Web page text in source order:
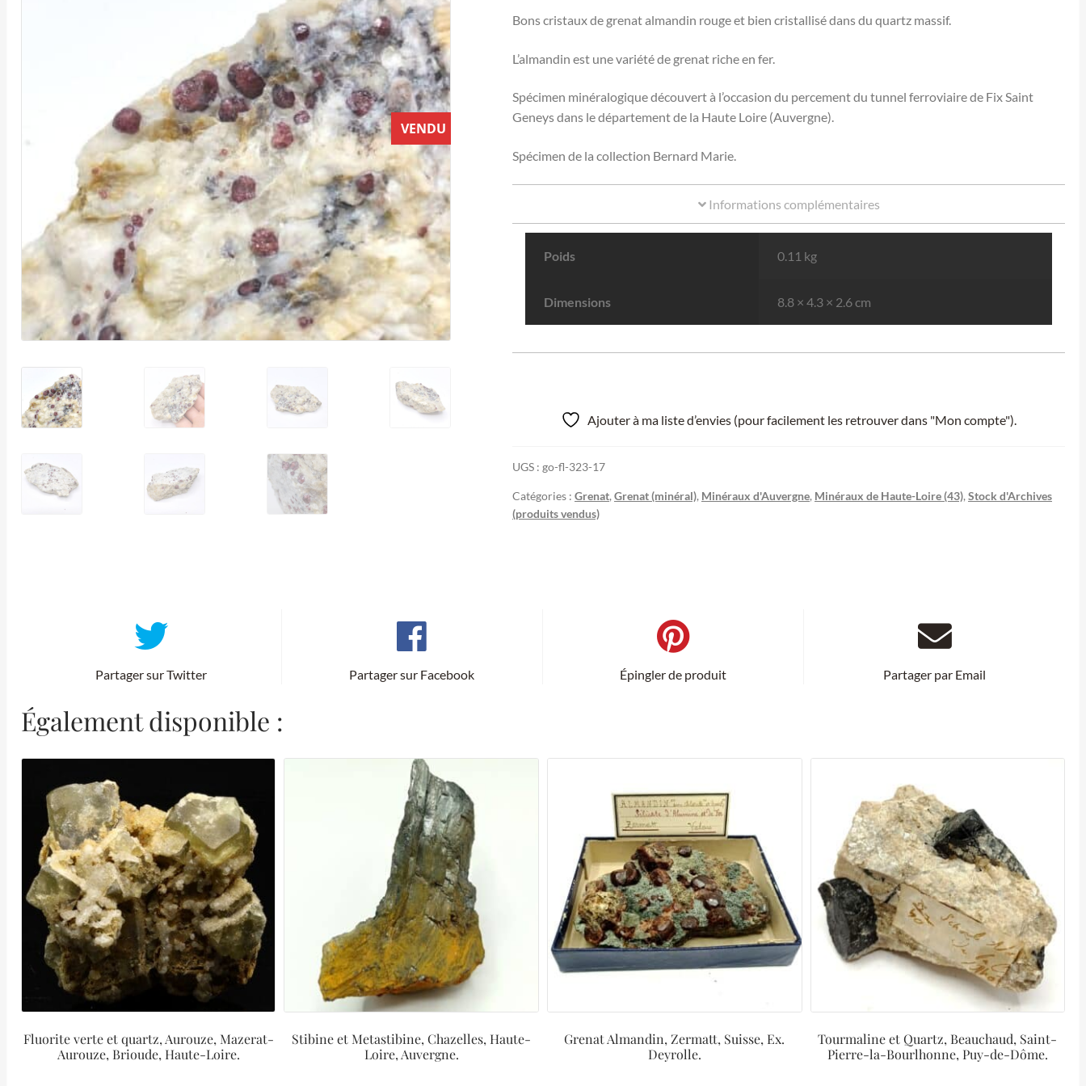
VENDU
Bons cristaux de grenat almandin rouge et bien cristallisé dans du quartz massif.
L’almandin est une variété de grenat riche en fer.
Spécimen minéralogique découvert à l’occasion du percement du tunnel ferroviaire de Fix Saint
Geneys dans le département de la Haute Loire (Auvergne).
Spécimen de la collection Bernard Marie.
Informations complémentaires
Poids 0.11 kg
Dimensions 8.8 × 4.3 × 2.6 cm
Ajouter à ma liste d’envies (pour facilement les retrouver dans "Mon compte").
UGS : go-fl-323-17
Catégories : Grenat, Grenat (minéral), Minéraux d'Auvergne, Minéraux de Haute-Loire (43), Stock d'Archives
(produits vendus)
Partager sur Twitter Partager sur Facebook Épingler de produit Partager par Email
Également disponible :
Fluorite verte et quartz, Aurouze, Mazerat-
Aurouze, Brioude, Haute-Loire.
Stibine et Metastibine, Chazelles, Haute-
Loire, Auvergne.
Grenat Almandin, Zermatt, Suisse, Ex.
Deyrolle.
Tourmaline et Quartz, Beauchaud, Saint-
Pierre-la-Bourlhonne, Puy-de-Dôme.